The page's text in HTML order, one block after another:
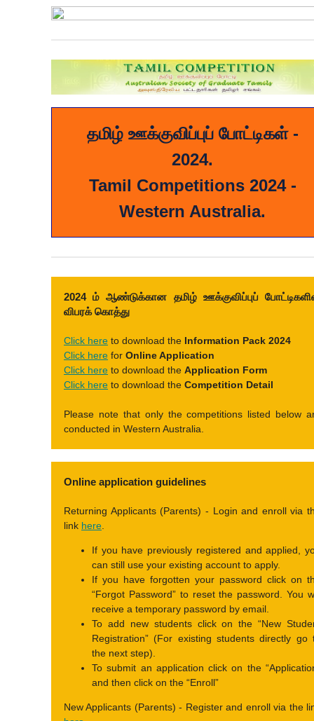
தமிழ் ஊக்குவிப்புப் போட்டிகள் -
2024.
Tamil Competitions 2024 -
Western Australia.
2024 ம் ஆண்டுக்கான தமிழ் ஊக்குவிப்புப்
விபரக் கொத்து
Click here to download the Information Pack 2024
Click here for Online Application
Click here to download the Application Form
Click here to download the Competition Detail
Please note that only the competitions listed below
conducted in Western Australia.
Online application guidelines
Returning Applicants (Parents) - Login and enroll via
link here
If you have previously registered and applied,
can still use your existing account to apply.
If you have forgotten your password click on
“Forgot Password” to reset the password. You
receive a temporary password by email.
To add new students click on the “New
Registration” (For existing students directly go
the next step).
To submit an application click on the
and then click on the “Enroll”
New Applicants (Parents) - Register and enroll via the